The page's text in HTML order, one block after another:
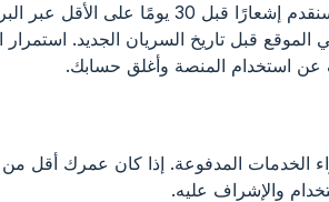
2.3 يجوز لنا تغيير هذه الشروط. بالنسبة للتغييرات الجوهرية، سنقدم إشعارًا
قبل تاريخ السريان الجديد. استمرار
عن استخدام المنصة وأغلق حسابك.
والإشراف عليه.